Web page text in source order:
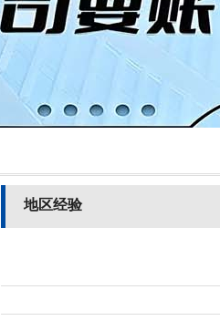
地区经验